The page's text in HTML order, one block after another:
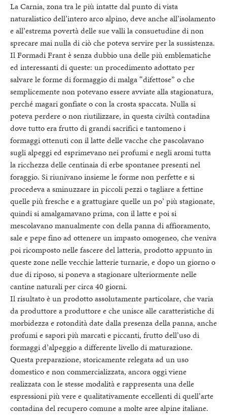
La Carnia, zona tra le più intatte dal punto di vista
naturalistico dell’intero arco alpino, deve anche all’isolamento
e all’estrema povertà delle sue valli la consuetudine di non
sprecare mai nulla di ciò che poteva servire per la sussistenza.
Il Formadi Frant è senza dubbio una delle più emblematiche
ed interessanti di queste: un procedimento adottato per
salvare le forme di formaggio di malga “difettose” o che
semplicemente non potevano essere avviate alla stagionatura,
perché magari gonfiate o con la crosta spaccata. Nulla si
poteva perdere o non riutilizzare, in questa civiltà contadina
dove tutto era frutto di grandi sacrifici e tantomeno i
formaggi ottenuti con il latte delle vacche che pascolavano
sugli alpeggi ed esprimevano nei profumi e negli aromi tutta
la ricchezza delle centinaia di erbe spontanee presenti nel
foraggio. Si riunivano insieme le forme non perfette e si
procedeva a sminuzzare in piccoli pezzi o tagliare a fettine
quelle più fresche e a grattugiare quelle un po’ più stagionate,
quindi si amalgamavano prima, con il latte e poi si
mescolavano manualmente con della panna di affioramento,
sale e pepe fino ad ottenere un impasto omogeneo, che veniva
poi ricomposto nelle fascere del latteria, prodotto appunto in
queste zone nelle vecchie latterie turnarie, e dopo un giorno o
due di riposo, si poneva a stagionare ulteriormente nelle
cantine naturali per circa 40 giorni.
Il risultato è un prodotto assolutamente particolare, che varia
da produttore a produttore e che unisce alle caratteristiche di
morbidezza e rotondità date dalla presenza della panna, anche
profumi e sapori più marcati e piccanti, frutto dell’uso di
formaggi d’alpeggio a differente livello di maturazione.
Questa preparazione, storicamente relegata ad un uso
domestico e non commercializzata, ancora oggi viene
realizzata con le stesse modalità e rappresenta una delle
espressioni più vere e qualitativamente eccellenti di quell’arte
contadina del recupero comune a molte aree alpine italiane.